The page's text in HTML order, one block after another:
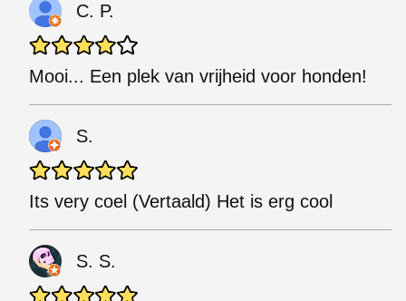
C. P.
Mooi... Een plek van vrijheid voor honden!
S.
Its very coel (Vertaald) Het is erg cool
S. S.